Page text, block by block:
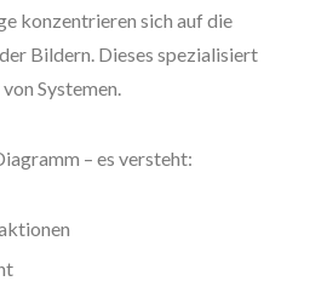
konzentrieren sich auf die
Bildern. Dieses spezialisiert
Systemen.
– es versteht: